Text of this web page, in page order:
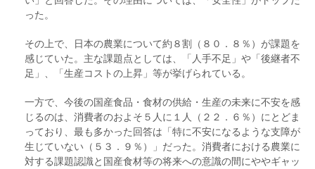
った。
その上で、日本の農業について約８割（８０．８％）が課題を
感じていた。主な課題点としては、「人手不足」や「後継者不
足」、「生産コストの上昇」等が挙げられている。
一方で、今後の国産食品・食材の供給・生産の未来に不安を感
じるのは、消費者のおよそ５人に１人（２２．６％）にとどま
っており、最も多かった回答は「特に不安になるような支障が
生じていない（５３．９％）」だった。消費者における農業に
対する課題認識と国産食材等の将来への意識の間にややギャッ